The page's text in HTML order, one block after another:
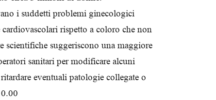
i suddetti problemi ginecologici
rispetto a coloro che non
scientifiche suggeriscono una maggiore
sanitari per modificare alcuni
eventuali patologie collegate o